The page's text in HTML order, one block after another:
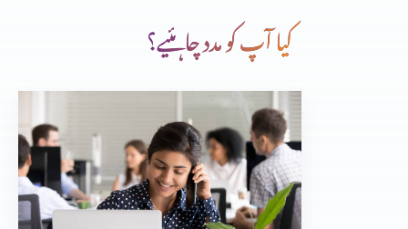
کرسمس اسپیشل
مورس بکیلے فرعون کی ممی پر تحقیق کر کے مسلمان ہوگا
کیا آپ کو مدد چاہئیے؟